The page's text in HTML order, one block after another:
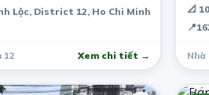
Lộc, District 12, Ho Chi Minh City,
12 Xem chi tiết →
📐
📍
Nhà
7